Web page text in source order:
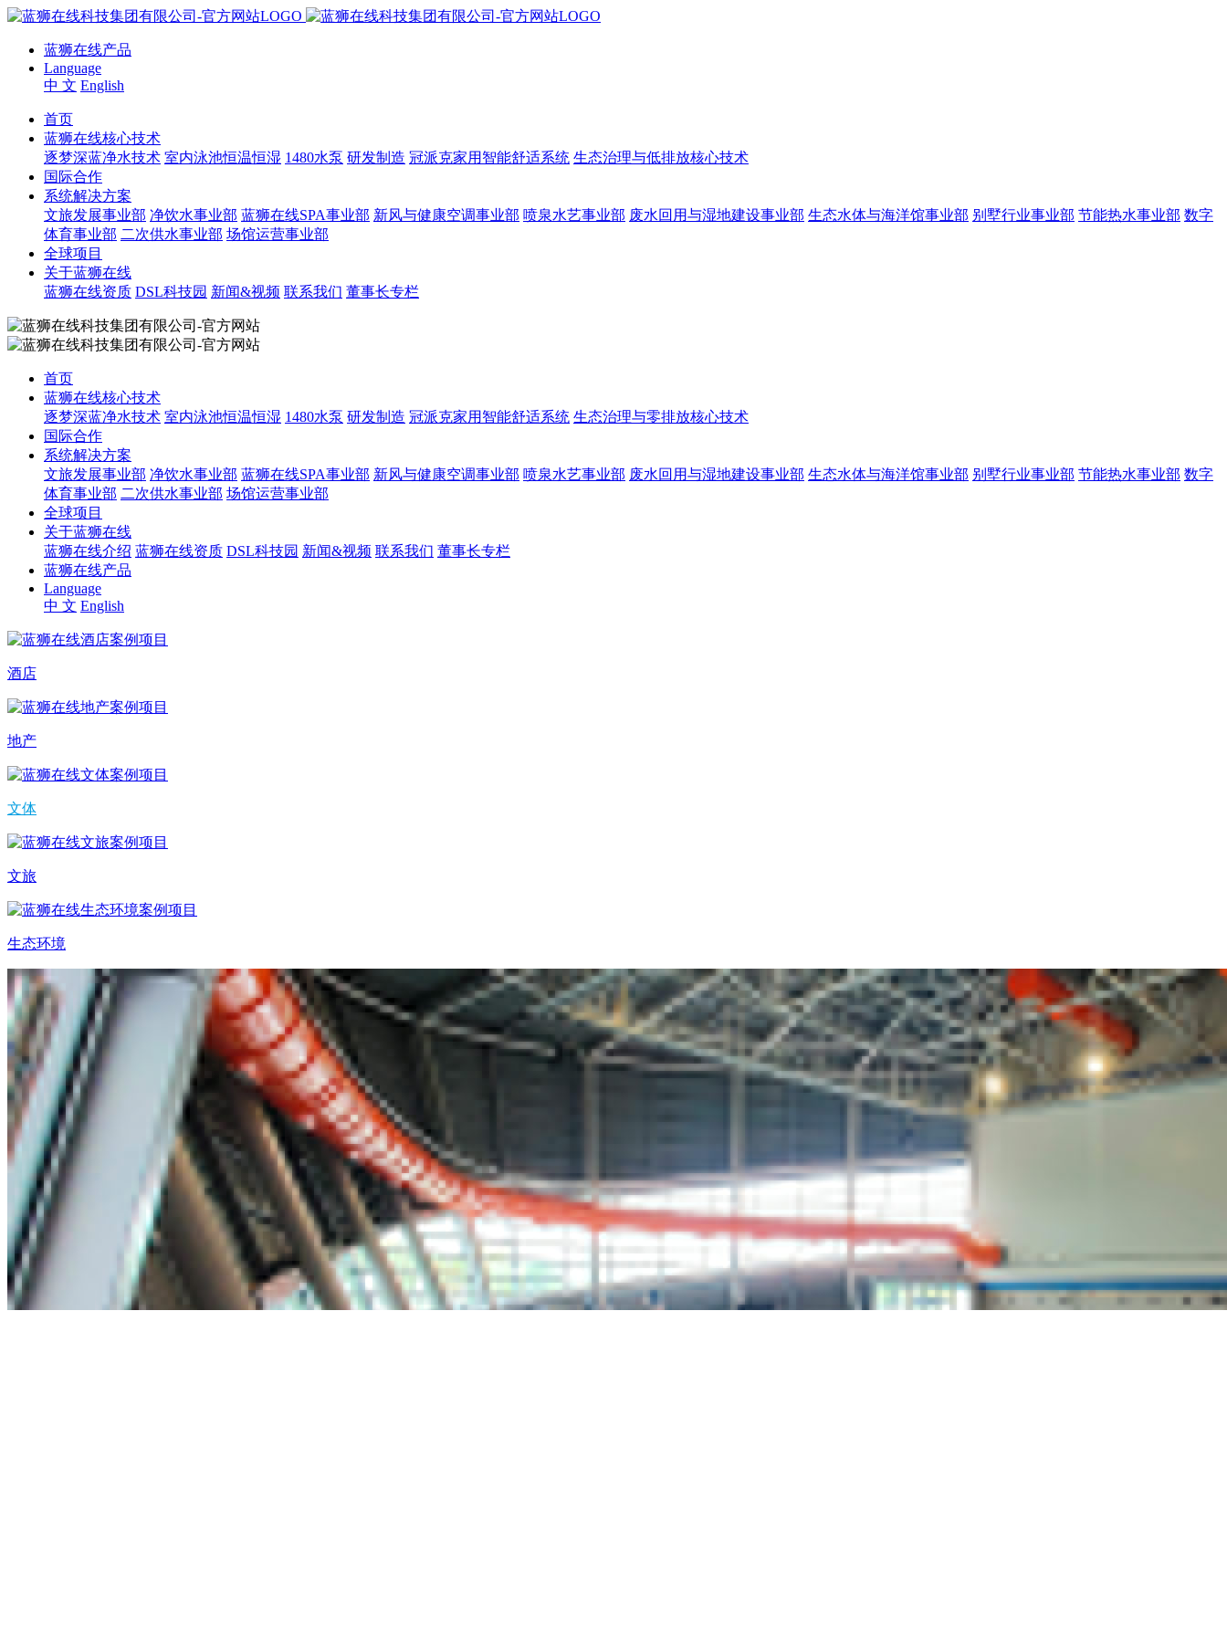
蓝狮在线产品
Language
中 文 English
首页
蓝狮在线核心技术
逐梦深蓝净水技术 室内泳池恒温恒湿 1480水泵 研发制造 冠派克家用智能舒适系统 生态治理与低排放核心技术
国际合作
系统解决方案
文旅发展事业部 净饮水事业部 蓝狮在线SPA事业部 新风与健康空调事业部 喷泉水艺事业部 废水回用与湿地建设事业部 生态水体与海洋馆事业部 别墅行业事业部 节能热水事业部 数字
体育事业部 二次供水事业部 场馆运营事业部
全球项目
关于蓝狮在线
蓝狮在线资质 DSL科技园 新闻&视频 联系我们 董事长专栏
首页
蓝狮在线核心技术
逐梦深蓝净水技术 室内泳池恒温恒湿 1480水泵 研发制造 冠派克家用智能舒适系统 生态治理与零排放核心技术
国际合作
系统解决方案
文旅发展事业部 净饮水事业部 蓝狮在线SPA事业部 新风与健康空调事业部 喷泉水艺事业部 废水回用与湿地建设事业部 生态水体与海洋馆事业部 别墅行业事业部 节能热水事业部 数字
体育事业部 二次供水事业部 场馆运营事业部
全球项目
关于蓝狮在线
蓝狮在线介绍 蓝狮在线资质 DSL科技园 新闻&视频 联系我们 董事长专栏
蓝狮在线产品
Language
中 文 English
酒店
地产
文体
文旅
生态环境